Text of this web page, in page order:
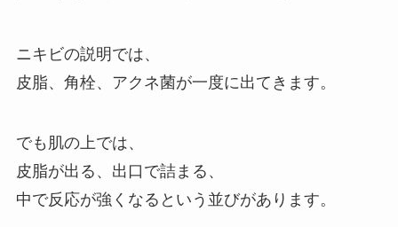
ニキビの説明では、
皮脂、角栓、アクネ菌が一度に出てきます。
でも肌の上では、
皮脂が出る、出口で詰まる、
中で反応が強くなるという並びがあります。